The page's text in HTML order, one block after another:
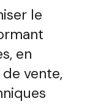
le
en
vente,